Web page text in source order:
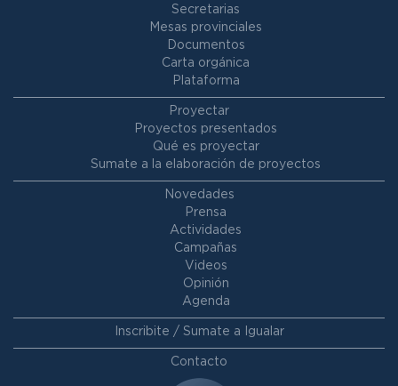
Secretarias
Mesas provinciales
Documentos
Carta orgánica
Plataforma
Proyectar
Proyectos presentados
Qué es proyectar
Sumate a la elaboración de proyectos
Novedades
Prensa
Actividades
Campañas
Videos
Opinión
Agenda
Inscribite / Sumate a Igualar
Contacto